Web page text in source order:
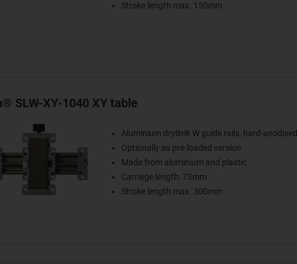
Stroke length max. 150mm
SLW-XY-1040 XY table
Aluminium drylin® W guide rails, hard-anodised
Optionally as pre-loaded version
Made from aluminium and plastic
Carriage length: 73mm
Stroke length max. 300mm